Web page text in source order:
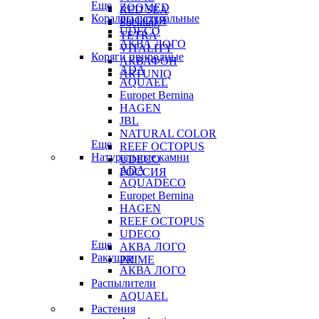
RED SEA
Sochting
TETRA
VITALITY
АКВАФОН
ARTUNIQ
ZOOMED
РОССИЯ
Еще
Кораллы натуральные
UDECO
АКВА ЛОГО
Коряги природные
ADA
AQUAEL
Europet Bernina
HAGEN
JBL
NATURAL COLOR
REEF OCTOPUS
UDECO
РОССИЯ
Еще
Натуральные камни
ADA
AQUADECO
Europet Bernina
HAGEN
REEF OCTOPUS
UDECO
АКВА ЛОГО
PRIME
Еще
Ракушки
АКВА ЛОГО
Распылители
AQUAEL
Растения